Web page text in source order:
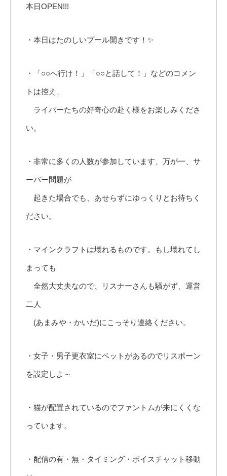
本日OPEN!!!
・本日はたのしいプール開きです！✨
・「○○へ行け！」「○○と話して！」などのコメン
トは控え、
ライバーたちの好奇心の赴く様をお楽しみくださ
い。
・非常に多くの人数が参加しています、万が一、サ
ーバー問題が
起きた場合でも、あせらずにゆっくりとお待ちく
ださい。
・マインクラフトは壊れるものです。もし壊れてし
まっても
全然大丈夫なので、リスナーさんも騒がず、運営
二人
(あまみや・かいだ)にこっそり連絡ください。
・女子・男子更衣室にベットがあるのでリスポーン
を設定しよ～
・猫が配置されているのでファントムが来にくくな
っています。
・配信の有・無・タイミング・ボイスチャット移動